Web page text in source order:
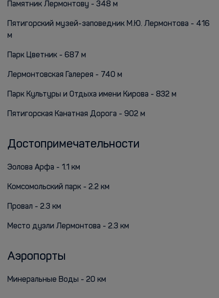
Памятник Лермонтову - 348 м
Пятигорский музей-заповедник М.Ю. Лермонтова - 416
м
Парк Цветник - 687 м
Лермонтовская Галерея - 740 м
Парк Культуры и Отдыха имени Кирова - 832 м
Пятигорская Канатная Дорога - 902 м
Достопримечательности
Эолова Арфа - 1.1 км
Комсомольский парк - 2.2 км
Провал - 2.3 км
Место дуэли Лермонтова - 2.3 км
Аэропорты
Минеральные Воды - 20 км